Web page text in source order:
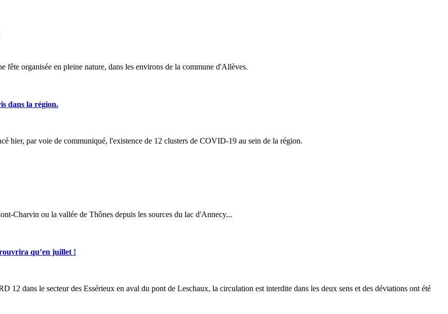
fête organisée en pleine nature, dans les environs de la commune d'Allèves.
dans la région.
hier, par voie de communiqué, l'existence de 12 clusters de COVID-19 au sein de la région.
Charvin ou la vallée de Thônes depuis les sources du lac d'Annecy...
qu’en juillet !
12 dans le secteur des Essérieux en aval du pont de Leschaux, la circulation est interdite dans les deux sens et des déviations ont été